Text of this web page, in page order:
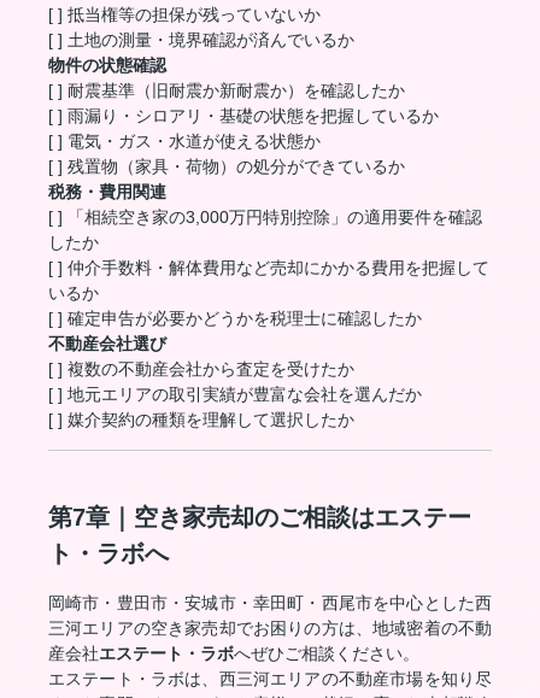
[ ] 抵当権等の担保が残っていないか
[ ] 土地の測量・境界確認が済んでいるか
物件の状態確認
[ ] 耐震基準（旧耐震か新耐震か）を確認したか
[ ] 雨漏り・シロアリ・基礎の状態を把握しているか
[ ] 電気・ガス・水道が使える状態か
[ ] 残置物（家具・荷物）の処分ができているか
税務・費用関連
[ ] 「相続空き家の3,000万円特別控除」の適用要件を確認
したか
[ ] 仲介手数料・解体費用など売却にかかる費用を把握して
いるか
[ ] 確定申告が必要かどうかを税理士に確認したか
不動産会社選び
[ ] 複数の不動産会社から査定を受けたか
[ ] 地元エリアの取引実績が豊富な会社を選んだか
[ ] 媒介契約の種類を理解して選択したか
第7章｜空き家売却のご相談はエステー
ト・ラボへ
岡崎市・豊田市・安城市・幸田町・西尾市を中心とした西
三河エリアの空き家売却でお困りの方は、地域密着の不動
産会社エステート・ラボへぜひご相談ください。
エステート・ラボは、西三河エリアの不動産市場を知り尽